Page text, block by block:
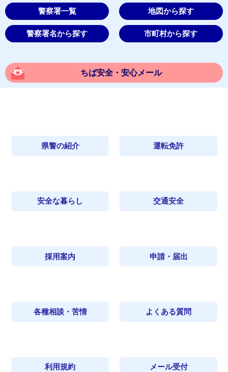
警察署一覧 地図から探す
警察署名から探す 市町村から探す
ちば安全・安心メール
県警の紹介 運転免許
安全な暮らし 交通安全
採用案内 申請・届出
各種相談・苦情 よくある質問
利用規約 メール受付